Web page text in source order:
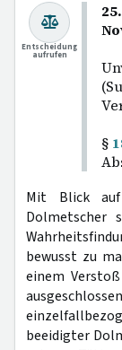
§
Entscheidung
aufrufen
Mit Blick auf
Dolmetscher
bewusst zu
einem
beeidigter